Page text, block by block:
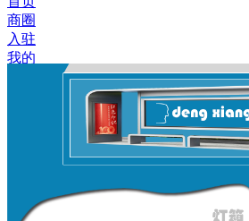
商圈
入驻
我的